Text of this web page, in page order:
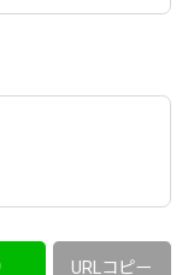
URLコピー